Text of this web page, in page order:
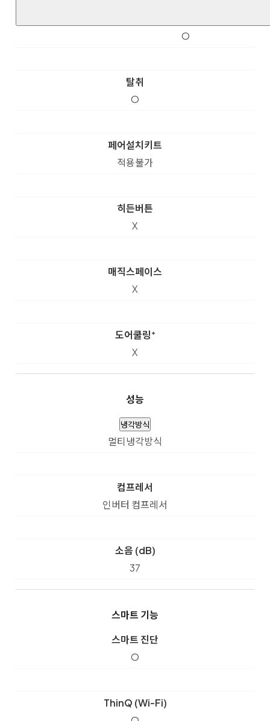
O
탈취
O
페어설치키트
적용불가
히든버튼
X
매직스페이스
X
도어쿨링⁺
X
성능
냉각방식
멀티냉각방식
컴프레서
인버터 컴프레서
소음 (dB)
37
스마트 기능
스마트 진단
O
ThinQ (Wi-Fi)